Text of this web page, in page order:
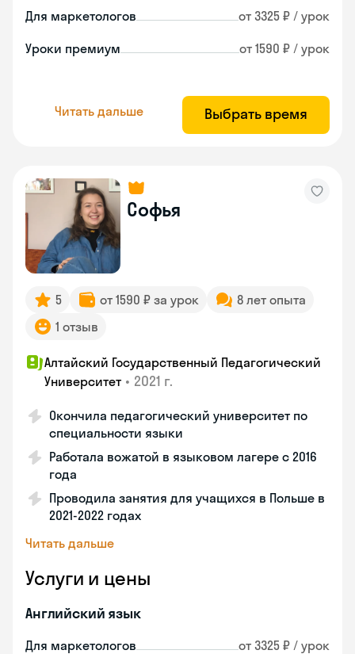
Для маркетологов от 3325 ₽ / урок
Уроки премиум от 1590 ₽ / урок
Читать дальше Выбрать время
Софья
5 от 1590 ₽ за урок
8 лет опыта
1 отзыв
Алтайский Государственный Педагогический
Университет • 2021 г.
Окончила педагогический университет по
специальности языки
Работала вожатой в языковом лагере с 2016
года
Проводила занятия для учащихся в Польше в
2021-2022 годах
Читать дальше
Услуги и цены
Английский язык
Для маркетологов от 3325 ₽ / урок